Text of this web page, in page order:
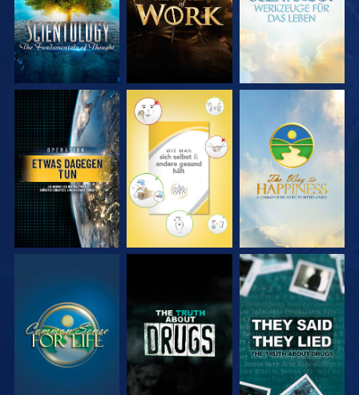
ANSEHEN ANSEHEN ANSEHEN
ANSEHEN ANSEHEN ANSEHEN